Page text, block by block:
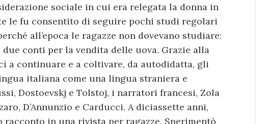
sociale in cui era relegata la donna in
le fu consentito di seguire pochi studi regolari
all’epoca le ragazze non dovevano studiare:
conti per la vendita delle uova. Grazie alla
a continuare e a coltivare, da autodidatta, gli
italiana come una lingua straniera e
Dostoevskj e Tolstoj, i narratori francesi, Zola
D’Annunzio e Carducci. A diciassette anni,
racconto in una rivista per ragazze. Sperimentò